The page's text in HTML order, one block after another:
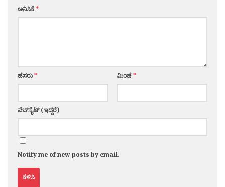
ಅನಿಸಿಕೆ*
ಹೆಸರು* ಮಿಂಚೆ*
ವೆಬ್‌ಸೈಟ್ (ಇದ್ದರೆ)
Notify me of new posts by email.